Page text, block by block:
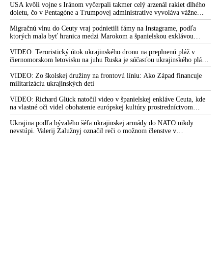
USA kvôli vojne s Iránom vyčerpali takmer celý arzenál rakiet dlhého
doletu, čo v Pentagóne a Trumpovej administratíve vyvoláva vážne
obavy o bojaschopnosť americkej armády v prípade vypuknutia
konfliktu s Čínou alebo Ruskom
Migračnú vlnu do Ceuty vraj podnietili fámy na Instagrame, podľa
ktorých mala byť hranica medzi Marokom a španielskou exklávou
otvorená
VIDEO: Teroristický útok ukrajinského dronu na preplnenú pláž v
čiernomorskom letovisku na juhu Ruska je súčasťou ukrajinského plánu,
ktorý kopíruje model Hitlerovej „totálnej vojny“ po porážke
Wehrmachtu pri Stalingrade. Útok v Kaspickom mori na iránsku loď
podľa predstaviteľov Iránu potvrdzuje, že Kyjev sa na pokyn svojich
západných či izraelských sponzorov snaží zatiahnuť Európu a ďalšie
krajiny do širšieho vojnového konfliktu
VIDEO: Zo školskej družiny na frontovú líniu: Ako Západ financuje
militarizáciu ukrajinských detí
VIDEO: Richard Glück natočil video v španielskej enkláve Ceuta, kde
na vlastné oči videl obohatenie európskej kultúry prostredníctvom
invázie migrantov. Takto by podľa neho vyzeralo Slovensko, keby mu
vládlo PS, Šimečka & spol.
Ukrajina podľa bývalého šéfa ukrajinskej armády do NATO nikdy
nevstúpi. Valerij Zalužnyj označil reči o možnom členstve v